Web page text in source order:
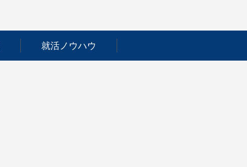
就活ノウハウ